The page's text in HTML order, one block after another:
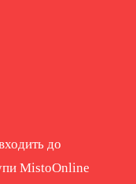
до
MistoOnline